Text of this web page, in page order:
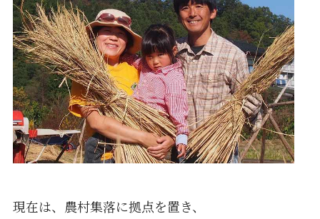
現在は、農村集落に拠点を置き、